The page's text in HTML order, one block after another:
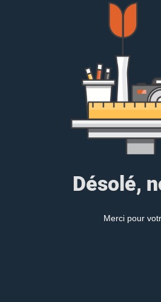
Désolé,
Merci pour